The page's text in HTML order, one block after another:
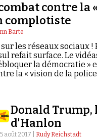
contre
complotiste
Barte
les réseaux sociaux
refait surface. Le
la démocratie »
la « vision de la
Donald Trump,
d'Hanlon
août 2017 | Rudy Reichstadt